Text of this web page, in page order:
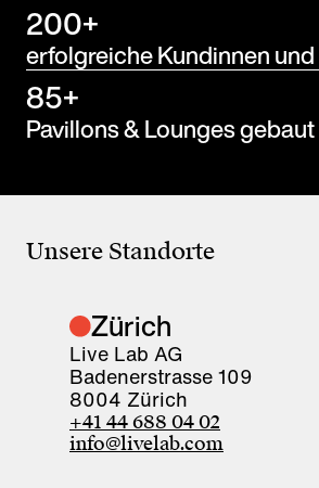
200+
erfolgreiche Kundinnen
85+
Pavillons & Lounges gebaut
Unsere Standorte
Zürich
Live Lab AG
Badenerstrasse 109
8004 Zürich
+41 44 688 04 02
info@livelab.com